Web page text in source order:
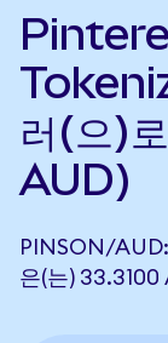
러(으)
AUD)
PINSON/AUD:
은(는)